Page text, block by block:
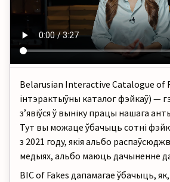
Belarusian Interactive Catalogue of
інтэрактыўны каталог фэйкаў) —
зʼявіўся ў выніку працы нашага
Тут вы можаце ўбачыць сотні
з 2021 году, якія альбо
медыях, альбо маюць дачыненне
BIC of Fakes дапамагае ўбачыць, як,